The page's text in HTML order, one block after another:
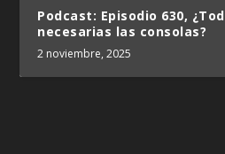
Podcast: Episodio 630,
necesarias las consolas?
2 noviembre, 2025